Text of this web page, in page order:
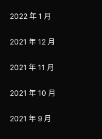
2022 年 1 月
2021 年 12 月
2021 年 11 月
2021 年 10 月
2021 年 9 月